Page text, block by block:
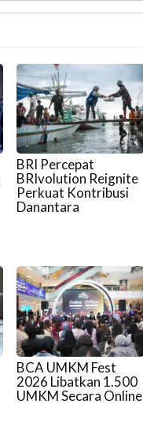
BRI Percepat
BRIvolution Reignite
Perkuat Kontribusi
Danantara
BCA UMKM Fest
2026 Libatkan 1.500
UMKM Secara Online